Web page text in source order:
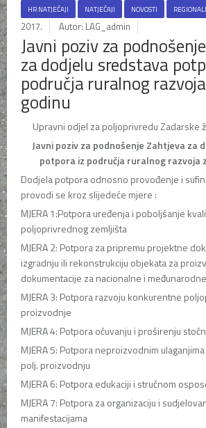
HR NATJEČAJI NATJEČAJI NOVOSTI
2017.
Autor: LAG_admin
Javni poziv za
za dodjelu sredstava
područja ruralnog
godinu
Upravni odjel za poljoprivredu Zadarske
Javni poziv za podnošenje Zahtjeva za
potpora iz područja ruralnog razvoja
Dodjela potpora odnosno provođenje i
provodi se kroz slijedeće mjere :
MJERA 1:Potpora uređenja i poboljšanje
poljoprivrednog zemljišta
MJERA 2: Potpora za pripremu projektne
izgradnju ili rekonstrukciju objekata za
dokumentacije za nacionalne i
MJERA 3: Potpora razvoju konkurentne
proizvodnje
MJERA 4: Potpora očuvanju i proširenju
MJERA 5: Potpora neproizvodnim
polj. proizvodnju
MJERA 6: Potpora edukaciji i stručnom
MJERA 7: Potpora za organizaciju i
manifestacijama